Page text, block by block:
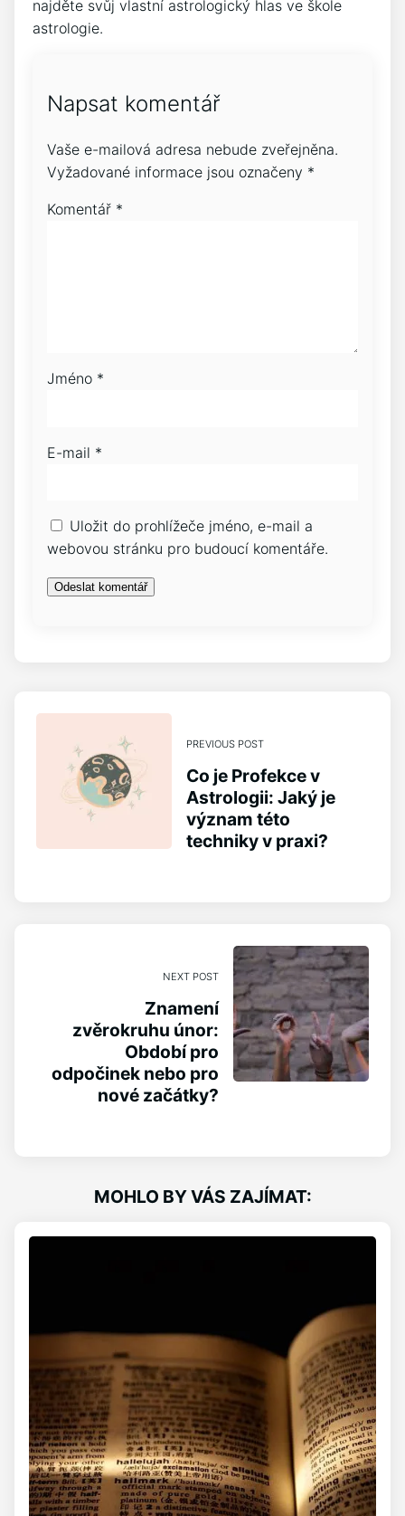
najděte svůj vlastní astrologický hlas ve škole
astrologie.
Napsat komentář
Vaše e-mailová adresa nebude zveřejněna.
Vyžadované informace jsou označeny *
Komentář *
Jméno *
E-mail *
Uložit do prohlížeče jméno, e-mail a
webovou stránku pro budoucí komentáře.
PREVIOUS POST
Co je Profekce v
Astrologii: Jaký je
význam této
techniky v praxi?
NEXT POST
Znamení
zvěrokruhu únor:
Období pro
odpočinek nebo pro
nové začátky?
MOHLO BY VÁS ZAJÍMAT: